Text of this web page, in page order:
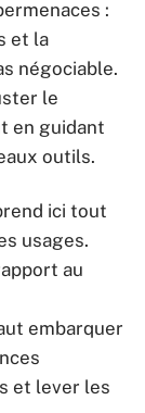
:
et la
négociable.
le
en guidant
outils.
ici tout
usages.
au
embarquer
et lever les